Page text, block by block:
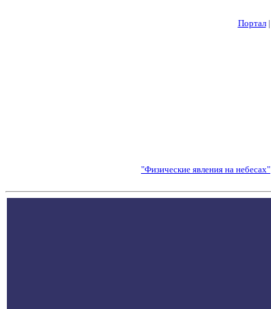
Портал|
"Физические явления на небесах"